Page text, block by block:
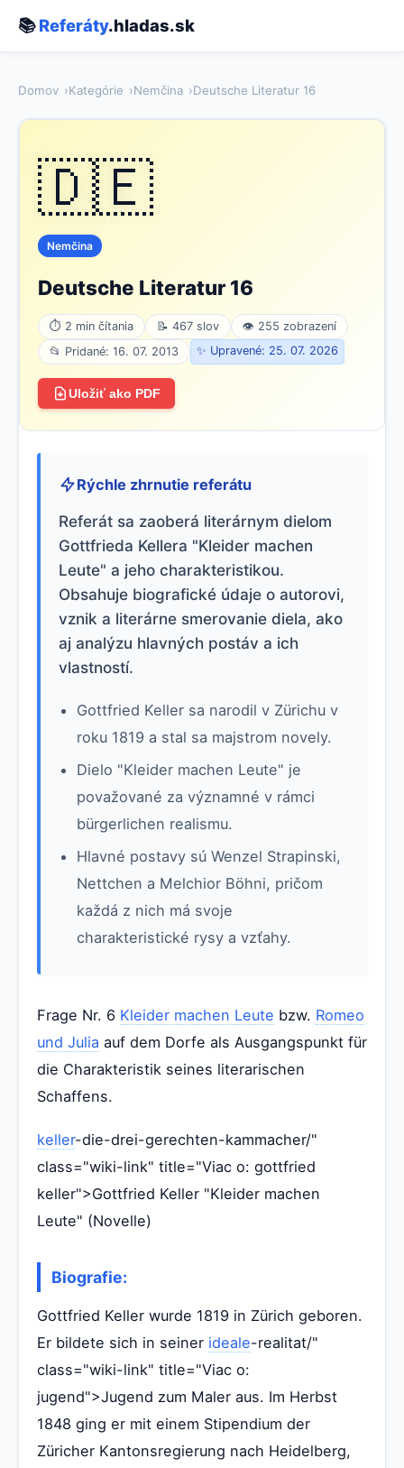
📚Referáty.hladas.sk
Domov Kategórie Nemčina Deutsche Literatur 16
🇩🇪
Nemčina
Deutsche Literatur 16
⏱ 2 min čítania 📝 467 slov
👁 255 zobrazení
📂 Pridané: 16. 07. 2013
✨ Upravené: 25. 07. 2026
Uložiť ako PDF
Rýchle zhrnutie referátu
Referát sa zaoberá literárnym dielom
Gottfrieda Kellera "Kleider machen
Leute" a jeho charakteristikou.
Obsahuje biografické údaje o autorovi,
vznik a literárne smerovanie diela, ako
aj analýzu hlavných postáv a ich
vlastností.
Gottfried Keller sa narodil v Zürichu v
roku 1819 a stal sa majstrom novely.
Dielo "Kleider machen Leute" je
považované za významné v rámci
bürgerlichen realismu.
Hlavné postavy sú Wenzel Strapinski,
Nettchen a Melchior Böhni, pričom
každá z nich má svoje
charakteristické rysy a vzťahy.
Frage Nr. 6 Kleider machen Leute bzw. Romeo
und Julia auf dem Dorfe als Ausgangspunkt für
die Charakteristik seines literarischen
Schaffens.
keller-die-drei-gerechten-kammacher/"
class="wiki-link" title="Viac o: gottfried
keller">Gottfried Keller "Kleider machen
Leute" (Novelle)
Biografie:
Gottfried Keller wurde 1819 in Zürich geboren.
Er bildete sich in seiner ideale-realitat/"
class="wiki-link" title="Viac o:
jugend">Jugend zum Maler aus. Im Herbst
1848 ging er mit einem Stipendium der
Züricher Kantonsregierung nach Heidelberg,